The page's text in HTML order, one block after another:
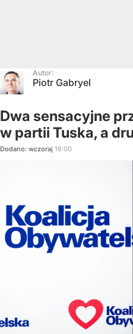
Autor:
Piotr Gabryel
Dwa sensacyjne
w partii Tuska, a
Dodano: wczoraj 16:00